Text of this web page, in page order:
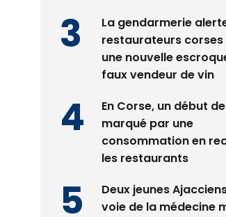
pas avant 2081
La gendarmerie
restaurateurs corses
faux vendeur de vin
En Corse, un début
marqué par une
les restaurants